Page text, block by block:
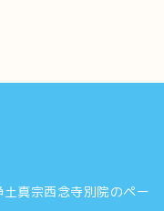
真宗西念寺別院のペー